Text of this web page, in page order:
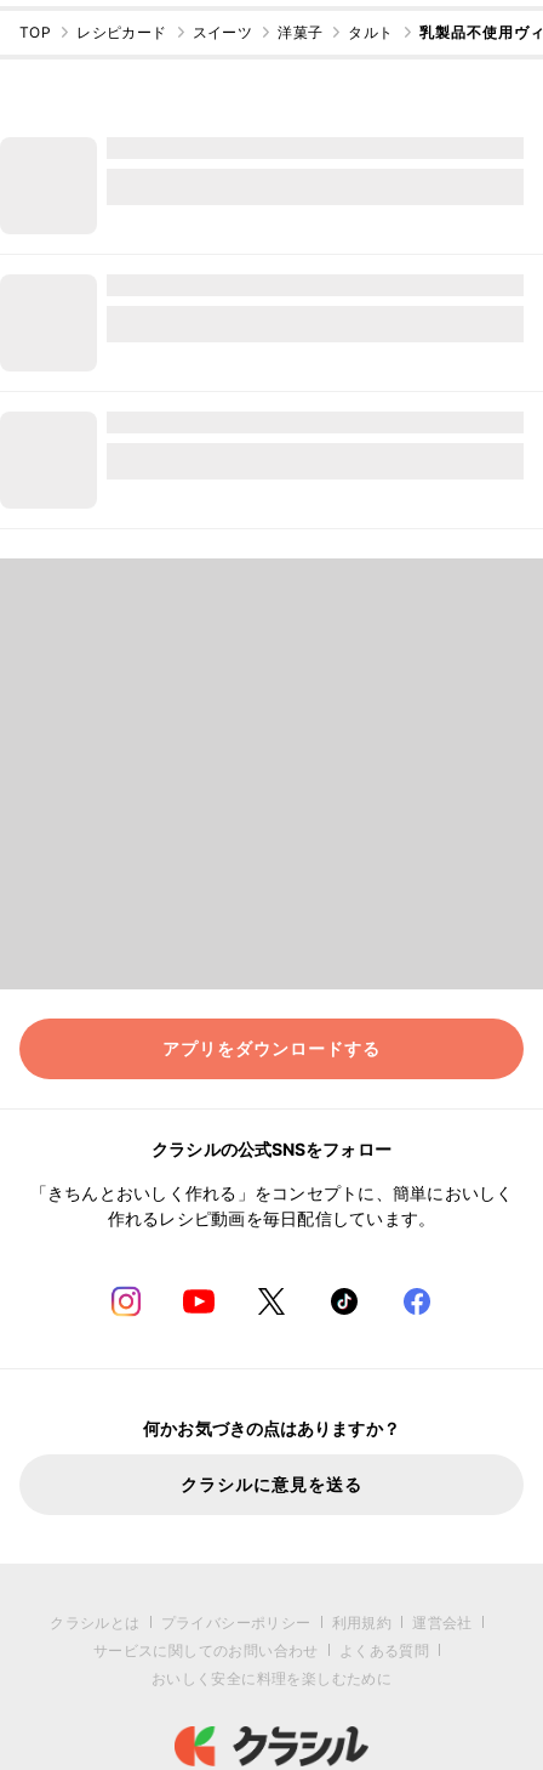
TOP レシピカード スイーツ 洋菓子 タルト 乳製品不使用ヴ
アプリをダウンロードする
クラシルの公式SNSをフォロー
「きちんとおいしく作れる」をコンセプトに、簡単においしく
作れるレシピ動画を毎日配信しています。
何かお気づきの点はありますか？
クラシルに意見を送る
クラシルとは プライバシーポリシー 利用規約
運営会社
サービスに関してのお問い合わせ
よくある質問
おいしく安全に料理を楽しむために